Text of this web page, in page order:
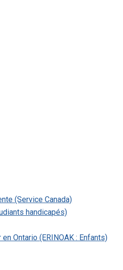
(Service Canada)
handicapés)
Ontario (ERINOAK : Enfants)